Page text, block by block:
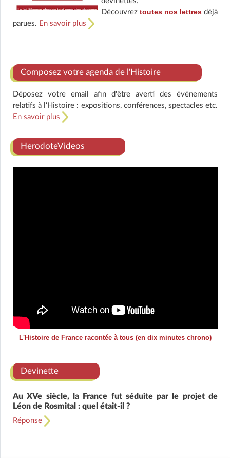
Découvrez toutes nos lettresdéjà
parues. En savoir plus
Composez votre agenda de l'Histoire
Déposez votre email afin d'être averti des événements
relatifs à l'Histoire : expositions, conférences, spectacles etc.
En savoir plus
HerodoteVideos
L'Histoire de France racontée à tous (en dix minutes chrono)
Devinette
Au XVe siècle, la France fut séduite par le projet de
Léon de Rosmital : quel était-il ?
Réponse